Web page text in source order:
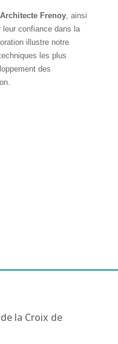
Architecte Frenoy, ainsi
confiance dans la
illustre notre
les plus
des
la Croix de